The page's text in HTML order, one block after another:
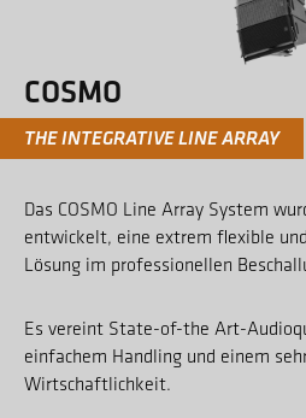
COSMO
THE INTEGRATIVE LINE ARRAY
Das COSMO Line Array System
entwickelt, eine extrem flexible
Lösung im professionellen
Es vereint State-of-the Art-
einfachem Handling und einem
Wirtschaftlichkeit.